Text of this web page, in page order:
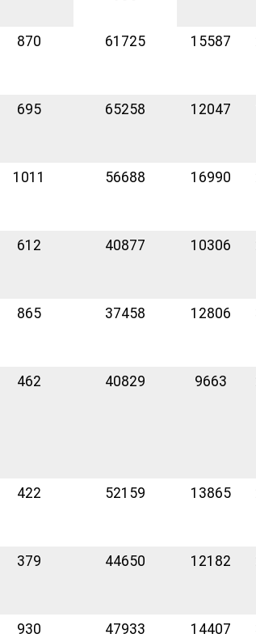
870 61725 15587
695 65258 12047
1011 56688 16990
612 40877 10306
865 37458 12806
462 40829 9663
422 52159 13865
379 44650 12182
930 47933 14407